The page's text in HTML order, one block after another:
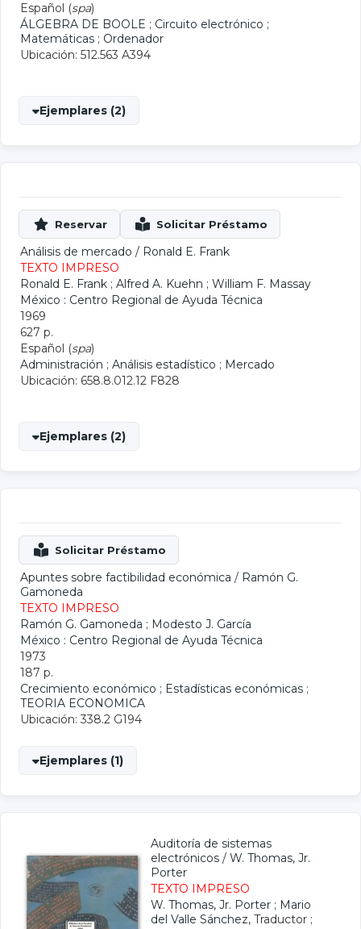
Español (spa)
ÁLGEBRA DE BOOLE ; Circuito electrónico ;
Matemáticas ; Ordenador
Ubicación: 512.563 A394
Ejemplares (2)
Análisis de mercado / Ronald E. Frank
TEXTO IMPRESO
Ronald E. Frank ; Alfred A. Kuehn ; William F. Massay
México : Centro Regional de Ayuda Técnica
1969
627 p.
Español (spa)
Administración ; Análisis estadístico ; Mercado
Ubicación: 658.8.012.12 F828
Ejemplares (2)
Apuntes sobre factibilidad económica / Ramón G.
Gamoneda
TEXTO IMPRESO
Ramón G. Gamoneda ; Modesto J. García
México : Centro Regional de Ayuda Técnica
1973
187 p.
Crecimiento económico ; Estadísticas económicas ;
TEORIA ECONOMICA
Ubicación: 338.2 G194
Ejemplares (1)
Auditoría de sistemas
electrónicos / W. Thomas, Jr.
Porter
TEXTO IMPRESO
W. Thomas, Jr. Porter ; Mario
del Valle Sánchez, Traductor ;